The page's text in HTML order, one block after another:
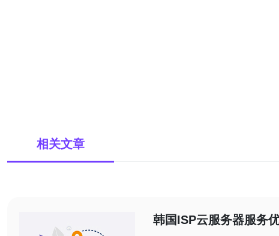
相关文章
韩国ISP云服务器服务